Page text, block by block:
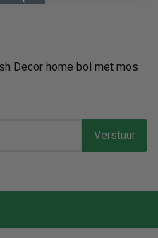
Decor home bol met mos
Verstuur